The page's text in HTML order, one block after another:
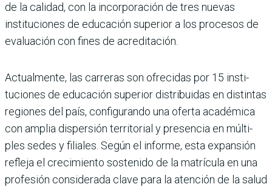
de la calidad, con la incorporación de tres nue­vas
instituciones de educa­ción superior a los procesos de
evaluación con fines de acreditación.
Actualmente, las carreras son ofrecidas por 15 insti­
tuciones de educación supe­rior distribuidas en distintas
regiones del país, configu­rando una oferta académica
con amplia dispersión terri­torial y presencia en múlti­
ples sedes y filiales. Según el informe, esta expansión
refleja el crecimiento soste­nido de la matrícula en una
profesión considerada clave para la atención de la salud